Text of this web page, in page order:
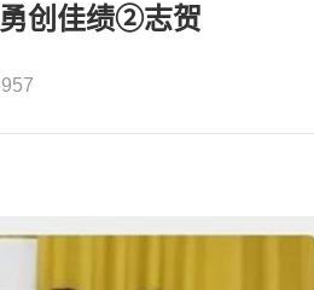
创佳绩②志贺